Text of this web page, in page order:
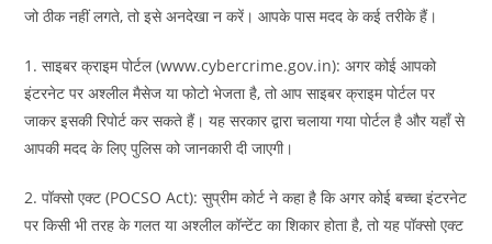
जो ठीक नहीं लगते, तो इसे अनदेखा न करें। आपके पास मदद के कई तरीके हैं।
1. साइबर क्राइम पोर्टल (www.cybercrime.gov.in): अगर कोई आपको
इंटरनेट पर अश्लील मैसेज या फोटो भेजता है, तो आप साइबर क्राइम पोर्टल पर
जाकर इसकी रिपोर्ट कर सकते हैं। यह सरकार द्वारा चलाया गया पोर्टल है और यहाँ से
आपकी मदद के लिए पुलिस को जानकारी दी जाएगी।
2. पॉक्सो एक्ट (POCSO Act): सुप्रीम कोर्ट ने कहा है कि अगर कोई बच्चा इंटरनेट
पर किसी भी तरह के गलत या अश्लील कॉन्टेंट का शिकार होता है, तो यह पॉक्सो एक्ट